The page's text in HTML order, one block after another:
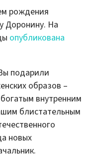
рождения
Доронину. На
опубликована
подарили
образов –
внутренним
блистательным
новых